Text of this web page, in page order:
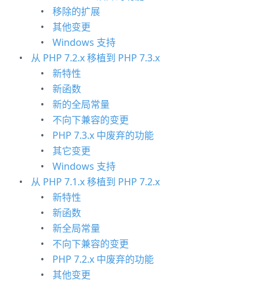
移除的扩展
其他变更
Windows 支持
从 PHP 7.2.x 移植到 PHP 7.3.x
新特性
新函数
新的全局常量
不向下兼容的变更
PHP 7.3.x 中废弃的功能
其它变更
Windows 支持
从 PHP 7.1.x 移植到 PHP 7.2.x
新特性
新函数
新全局常量
不向下兼容的变更
PHP 7.2.x 中废弃的功能
其他变更